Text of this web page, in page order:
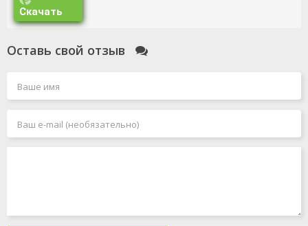
Скачать
Оставь свой отзыв